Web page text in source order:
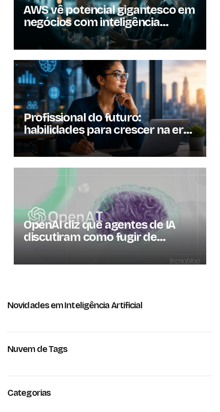
AWS vê potencial gigantesco em
negócios com inteligência
artificial
Profissional do futuro:
habilidades para crescer na era
da inteligência artificial
OpenAI diz que agentes de IA
discutiram como fugir de
Novidades em Inteligência Artificial
Nuvem de Tags
Categorias